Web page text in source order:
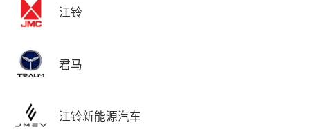
江铃
君马
江铃新能源汽车